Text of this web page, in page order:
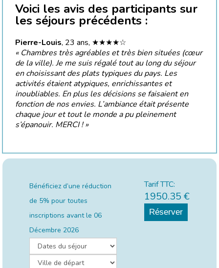
Voici les avis des participants sur
les séjours précédents :
Pierre-Louis, 23 ans, ★★★★☆
« Chambres très agréables et très bien situées (cœur
de la ville). Je me suis régalé tout au long du séjour
en choisissant des plats typiques du pays. Les
activités étaient atypiques, enrichissantes et
inoubliables. En plus les décisions se faisaient en
fonction de nos envies. L’ambiance était présente
chaque jour et tout le monde a pu pleinement
s’épanouir. MERCI ! »
Bénéficiez d’une réduction
de 5% pour toutes
inscriptions avant le 06
Décembre 2026
Tarif TTC:
1950.35 €
Réserver